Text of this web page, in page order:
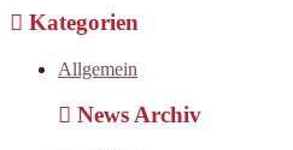
Kategorien
Allgemein
News Archiv